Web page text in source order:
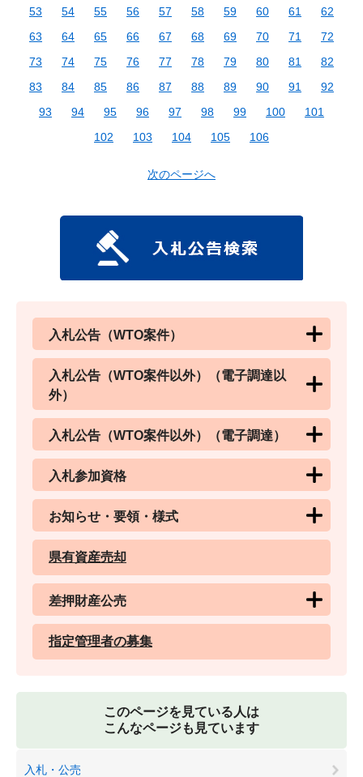
53
54 55 56 57 58 59 60 61
62
63
64 65 66 67 68 69 70 71
72
73
74 75 76 77 78 79 80 81
82
83
84 85 86 87 88 89 90 91
92
93
94 95 96 97 98 99 100
101
102
103 104 105 106
次のページへ
入札公告（WTO案件）
入札公告（WTO案件以外）（電子調達以
外）
入札公告（WTO案件以外）（電子調達）
入札参加資格
お知らせ・要領・様式
県有資産売却
差押財産公売
指定管理者の募集
このページを見ている人は
こんなページも見ています
入札・公売